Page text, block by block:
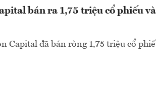
bán ra 1,75 triệu cổ phiếu
Capital đã bán ròng 1,75 triệu cổ